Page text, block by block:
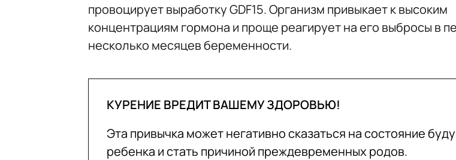
провоцирует выработку GDF15. Организм привыкает к высоким
концентрациям гормона и проще реагирует на его выбросы в
несколько месяцев беременности.
КУРЕНИЕ ВРЕДИТ ВАШЕМУ ЗДОРОВЬЮ!
Эта привычка может негативно сказаться на состояние
ребенка и стать причиной преждевременных родов.